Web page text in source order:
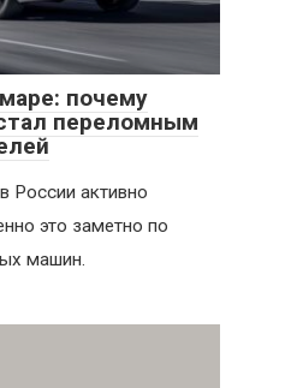
почему
переломным
России активно
это заметно по
машин.